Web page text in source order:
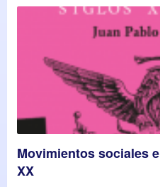
Movimientos sociales
XX